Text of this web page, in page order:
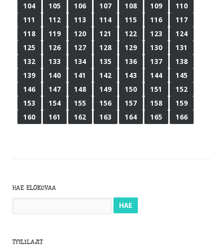
104
105 106 107 108 109
110
111
112 113 114 115 116
117
118
119 120 121 122 123
124
125
126 127 128 129 130
131
132
133 134 135 136 137
138
139
140 141 142 143 144
145
146
147 148 149 150 151
152
153
154 155 156 157 158
159
160
161 162 163 164 165 166
HAE ELOKUVAA
TYYLILAJIT